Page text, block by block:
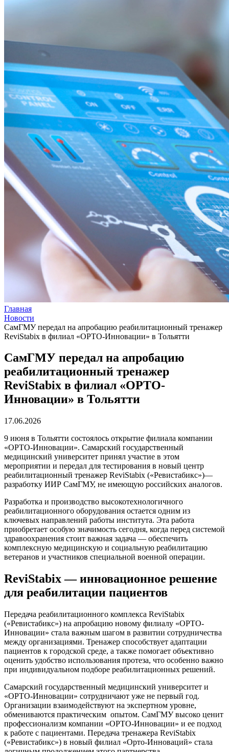
Главная
Новости
СамГМУ передал на апробацию реабилитационный тренажер
ReviStabix в филиал «ОРТО-Инновации» в Тольятти
СамГМУ передал на апробацию
реабилитационный тренажер
ReviStabix в филиал «ОРТО-
Инновации» в Тольятти
17.06.2026
9 июня в Тольятти состоялось открытие филиала компании
«ОРТО-Инновации». Самарский государственный
медицинский университет принял участие в этом
мероприятии и передал для тестирования в новый центр
реабилитационный тренажер ReviStabix («Ревистабикс»)—
разработку ИИР СамГМУ, не имеющую российских аналогов.
Разработка и производство высокотехнологичного
реабилитационного оборудования остается одним из
ключевых направлений работы института. Эта работа
приобретает особую значимость сегодня, когда перед системой
здравоохранения стоит важная задача — обеспечить
комплексную медицинскую и социальную реабилитацию
ветеранов и участников специальной военной операции.
ReviStabix — инновационное решение
для реабилитации пациентов
Передача реабилитационного комплекса ReviStabix
(«Ревистабикс») на апробацию новому филиалу «ОРТО-
Инновации» стала важным шагом в развитии сотрудничества
между организациями. Тренажер способствует адаптации
пациентов к городской среде, а также помогает объективно
оценить удобство использования протеза, что особенно важно
при индивидуальном подборе реабилитационных решений.
Самарский государственный медицинский университет и
«ОРТО-Инновации» сотрудничают уже не первый год.
Организации взаимодействуют на экспертном уровне,
обмениваются практическим опытом. СамГМУ высоко ценит
профессионализм компании «ОРТО-Инновации» и ее подход
к работе с пациентами. Передача тренажера ReviStabix
(«Ревистабикс») в новый филиал «Орто-Инноваций» стала